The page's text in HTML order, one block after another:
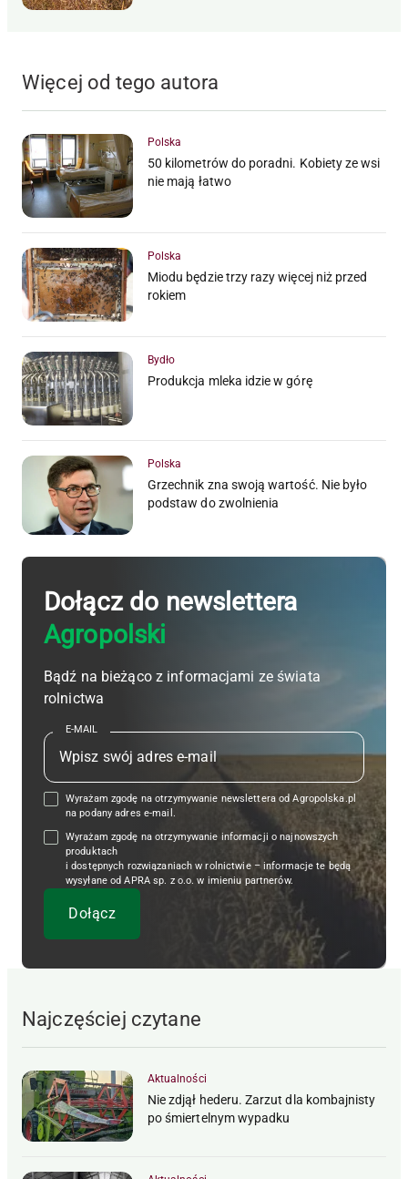
Więcej od tego autora
Polska
50 kilometrów do poradni. Kobiety ze wsi
nie mają łatwo
Polska
Miodu będzie trzy razy więcej niż przed
rokiem
Bydło
Produkcja mleka idzie w górę
Polska
Grzechnik zna swoją wartość. Nie było
podstaw do zwolnienia
Dołącz do newslettera
Agropolski
Bądź na bieżąco z informacjami ze świata
rolnictwa
E-MAIL
Wyrażam zgodę na otrzymywanie newslettera od Agropolska.pl
na podany adres e-mail.
Wyrażam zgodę na otrzymywanie informacji o najnowszych
produktach
i dostępnych rozwiązaniach w rolnictwie – informacje te będą
wysyłane od APRA sp. z o.o. w imieniu partnerów.
Najczęściej czytane
Aktualności
Nie zdjął hederu. Zarzut dla kombajnisty
po śmiertelnym wypadku